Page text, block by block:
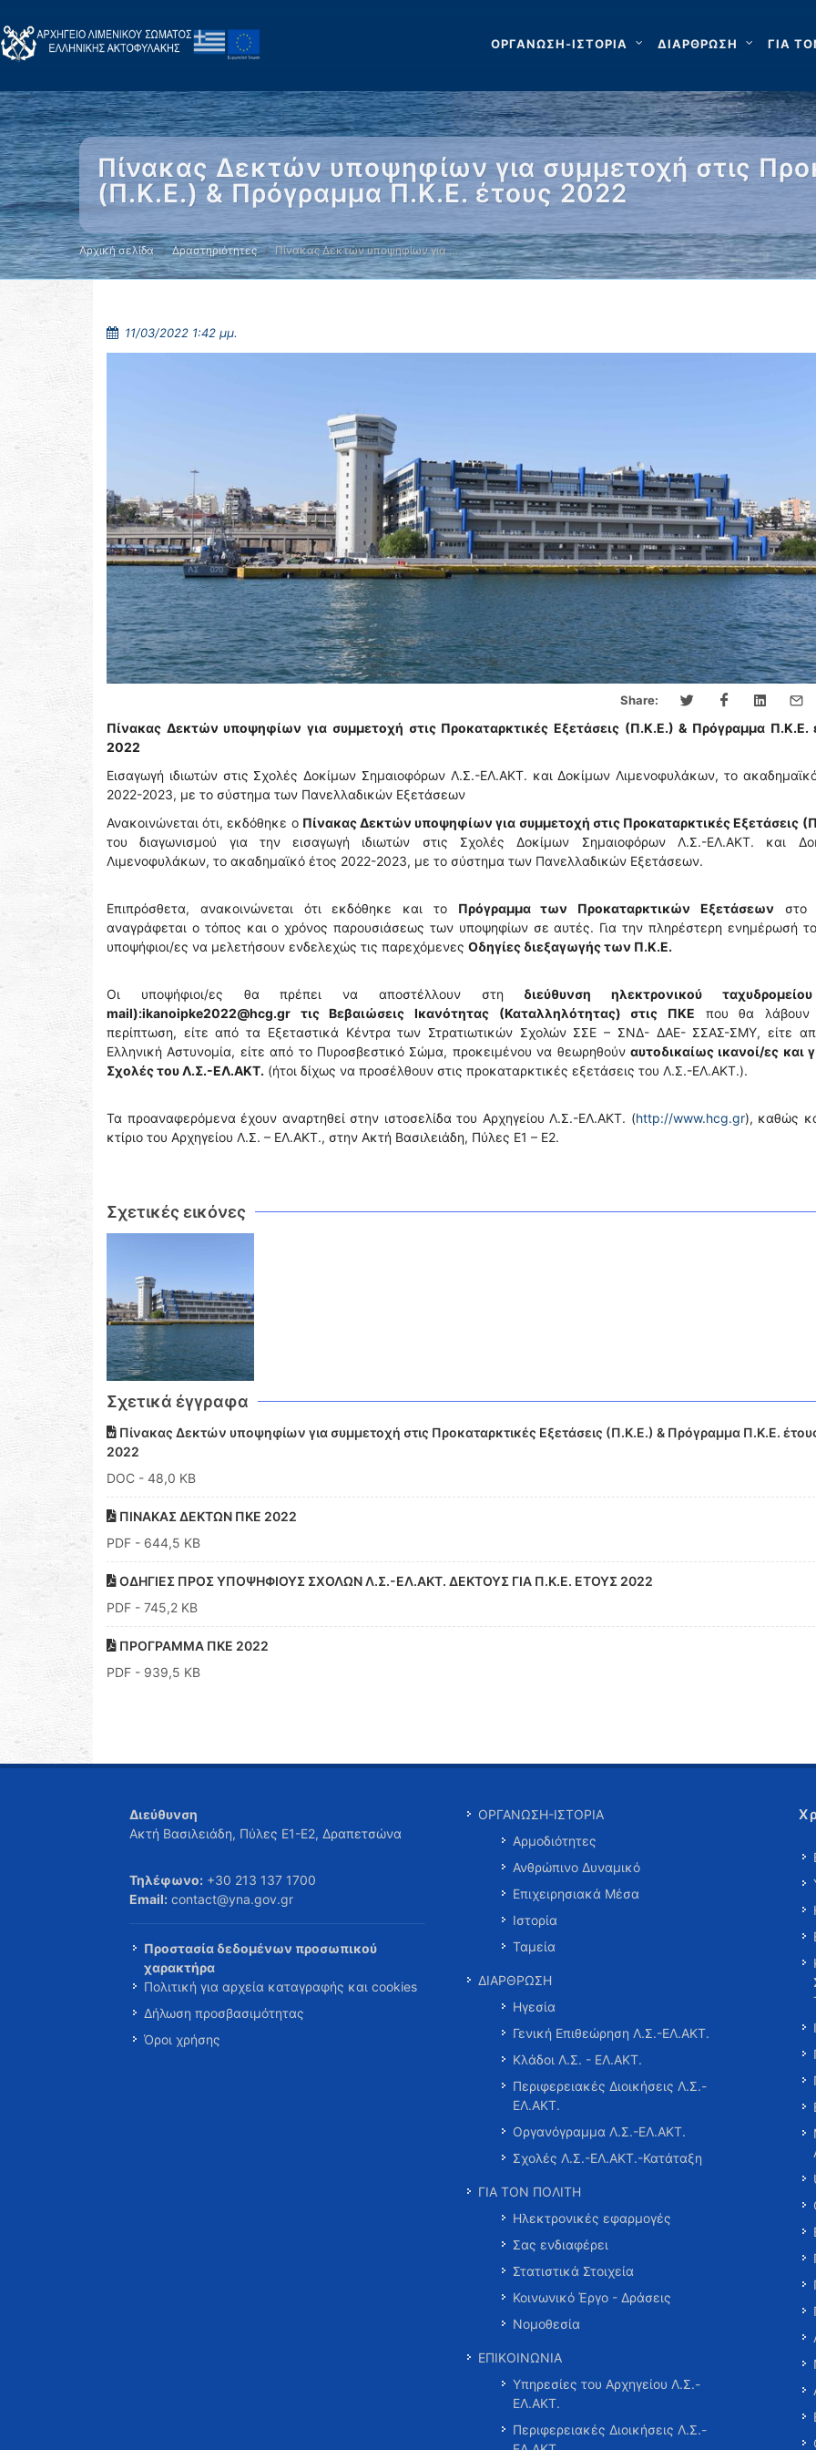
ΟΡΓΑΝΩΣΗ-ΙΣΤΟΡΙΑ ΔΙΑΡΘΡΩΣΗ ΓΙΑ
Πίνακας Δεκτών υποψηφίων για συμμετοχή στις
(Π.Κ.Ε.) & Πρόγραμμα Π.Κ.Ε. έτους 2022
Αρχική σελίδα Δραστηριότητες Πίνακας Δεκτών υποψηφίων για …
11/03/2022 1:42 μμ.
Share:
Πίνακας Δεκτών υποψηφίων για συμμετοχή στις Προκαταρκτικές Εξετάσεις (Π.Κ.Ε.) & Πρόγραμμα Π.Κ.Ε.
2022
Εισαγωγή ιδιωτών στις Σχολές Δοκίμων Σημαιοφόρων Λ.Σ.-ΕΛ.ΑΚΤ. και Δοκίμων Λιμενοφυλάκων, το
2022-2023, με το σύστημα των Πανελλαδικών Εξετάσεων
Ανακοινώνεται ότι, εκδόθηκε ο Πίνακας Δεκτών υποψηφίων για συμμετοχή στις Προκαταρκτικές Εξετάσεις
του διαγωνισμού για την εισαγωγή ιδιωτών στις Σχολές Δοκίμων Σημαιοφόρων Λ.Σ.-ΕΛ.ΑΚΤ. και
Λιμενοφυλάκων, το ακαδημαϊκό έτος 2022-2023, με το σύστημα των Πανελλαδικών Εξετάσεων.
Επιπρόσθετα, ανακοινώνεται ότι εκδόθηκε και το Πρόγραμμα των Προκαταρκτικών Εξετάσεων στο
αναγράφεται ο τόπος και ο χρόνος παρουσιάσεως των υποψηφίων σε αυτές. Για την πληρέστερη ενημέρωσή
υποψήφιοι/ες να μελετήσουν ενδελεχώς τις παρεχόμενες Οδηγίες διεξαγωγής των Π.Κ.Ε.
Οι υποψήφιοι/ες θα πρέπει να αποστέλλουν στη διεύθυνση ηλεκτρονικού
mail):ikanoipke2022@hcg.gr τις Βεβαιώσεις Ικανότητας (Καταλληλότητας) στις ΠΚΕ που θα λάβουν
περίπτωση, είτε από τα Εξεταστικά Κέντρα των Στρατιωτικών Σχολών ΣΣΕ – ΣΝΔ- ΔΑΕ- ΣΣΑΣ-ΣΜΥ, είτε
Ελληνική Αστυνομία, είτε από το Πυροσβεστικό Σώμα, προκειμένου να θεωρηθούν αυτοδικαίως ικανοί/ες και
Σχολές του Λ.Σ.-ΕΛ.ΑΚΤ. (ήτοι δίχως να προσέλθουν στις προκαταρκτικές εξετάσεις του Λ.Σ.-ΕΛ.ΑΚΤ.).
Τα προαναφερόμενα έχουν αναρτηθεί στην ιστοσελίδα του Αρχηγείου Λ.Σ.-ΕΛ.ΑΚΤ. (http://www.hcg.gr), καθώς
κτίριο του Αρχηγείου Λ.Σ. – ΕΛ.ΑΚΤ., στην Ακτή Βασιλειάδη, Πύλες Ε1 – Ε2.
Σχετικές εικόνες
Σχετικά έγγραφα
Πίνακας Δεκτών υποψηφίων για συμμετοχή στις Προκαταρκτικές Εξετάσεις (Π.Κ.Ε.) & Πρόγραμμα Π.Κ.Ε.
2022
DOC - 48,0 KB
ΠΙΝΑΚΑΣ ΔΕΚΤΩΝ ΠΚΕ 2022
PDF - 644,5 KB
ΟΔΗΓΙΕΣ ΠΡΟΣ ΥΠΟΨΗΦΙΟΥΣ ΣΧΟΛΩΝ Λ.Σ.-ΕΛ.ΑΚΤ. ΔΕΚΤΟΥΣ ΓΙΑ Π.Κ.Ε. ΕΤΟΥΣ 2022
PDF - 745,2 KB
ΠΡΟΓΡΑΜΜΑ ΠΚΕ 2022
PDF - 939,5 KB
Διεύθυνση
Ακτή Βασιλειάδη, Πύλες Ε1-Ε2, Δραπετσώνα
Τηλέφωνο: +30 213 137 1700
Email: contact@yna.gov.gr
Προστασία δεδομένων προσωπικού
χαρακτήρα
Πολιτική για αρχεία καταγραφής και cookies
Δήλωση προσβασιμότητας
Όροι χρήσης
ΟΡΓΑΝΩΣΗ-ΙΣΤΟΡΙΑ
Αρμοδιότητες
Ανθρώπινο Δυναμικό
Επιχειρησιακά Μέσα
Ιστορία
Ταμεία
ΔΙΑΡΘΡΩΣΗ
Ηγεσία
Γενική Επιθεώρηση Λ.Σ.-ΕΛ.ΑΚΤ.
Κλάδοι Λ.Σ. - ΕΛ.ΑΚΤ.
Περιφερειακές Διοικήσεις Λ.Σ.-
ΕΛ.ΑΚΤ.
Οργανόγραμμα Λ.Σ.-ΕΛ.ΑΚΤ.
Σχολές Λ.Σ.-ΕΛ.ΑΚΤ.-Κατάταξη
ΓΙΑ ΤΟΝ ΠΟΛΙΤΗ
Ηλεκτρονικές εφαρμογές
Σας ενδιαφέρει
Στατιστικά Στοιχεία
Κοινωνικό Έργο - Δράσεις
Νομοθεσία
ΕΠΙΚΟΙΝΩΝΙΑ
Υπηρεσίες του Αρχηγείου Λ.Σ.-
ΕΛ.ΑΚΤ.
Περιφερειακές Διοικήσεις Λ.Σ.-